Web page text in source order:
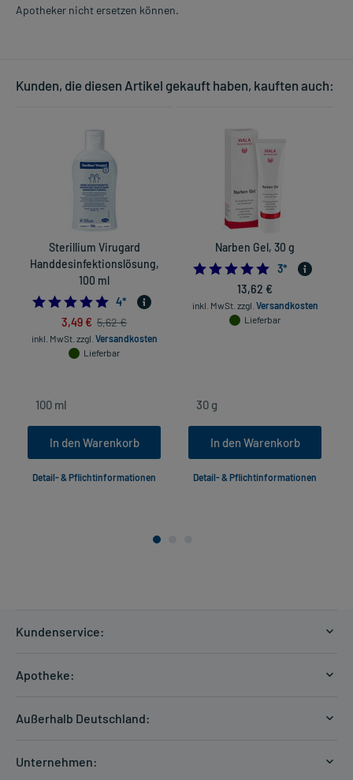
Apotheker nicht ersetzen können.
Kunden, die diesen Artikel gekauft haben, kauften auch:
Sterillium Virugard
Handdesinfektionslösung,
100 ml
5.0
4*
3,49 € 5,62 €
inkl. MwSt. zzgl. Versandkosten
Lieferbar
In den Warenkorb
Detail- & Pflichtinformationen
Narben Gel, 30 g
5.0
3*
13,62 €
inkl. MwSt. zzgl. Versandkosten
Lieferbar
In den Warenkorb
Detail- & Pflichtinformationen
Kundenservice:
Hilfe
Apotheke:
Außerhalb Deutschland:
Unternehmen: